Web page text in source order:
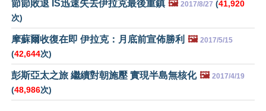
節節敗退 IS迅速失去伊拉克最後重鎮 🖼️ 2017/8/27 (41,920
次)
摩蘇爾收復在即 伊拉克：月底前宣佈勝利 🖼️ 2017/5/15
(42,644次)
彭斯亞太之旅 繼續對朝施壓 實現半島無核化 🖼️ 2017/4/19
(48,986次)